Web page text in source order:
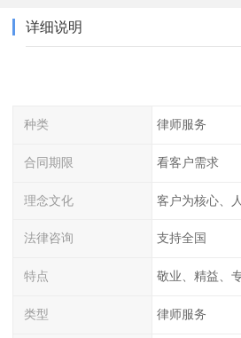
详细说明
种类 律师服务
合同期限 看客户需求
理念文化 客户为核心、
法律咨询 支持全国
特点 敬业、精益、
类型 律师服务